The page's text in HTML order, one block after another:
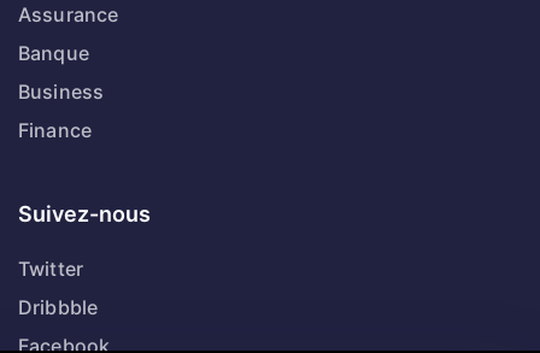
Assurance
Banque
Business
Finance
Suivez-nous
Twitter
Dribbble
Facebook